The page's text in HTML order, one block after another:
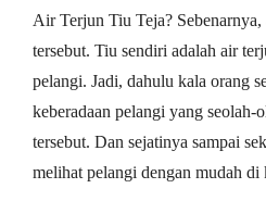
Air Terjun Tiu Teja? Sebenarnya,
tersebut. Tiu sendiri adalah air
pelangi. Jadi, dahulu kala orang
keberadaan pelangi yang seolah-
tersebut. Dan sejatinya sampai
melihat pelangi dengan mudah di